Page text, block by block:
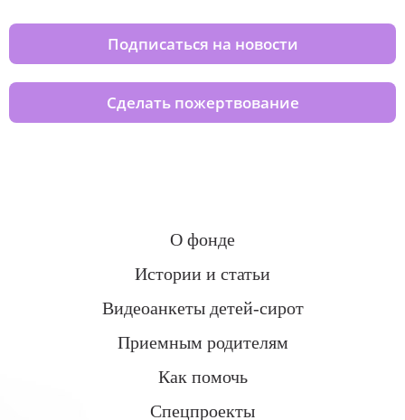
Подписаться на новости
Сделать пожертвование
О фонде
Истории и статьи
Видеоанкеты детей-сирот
Приемным родителям
Как помочь
Спецпроекты